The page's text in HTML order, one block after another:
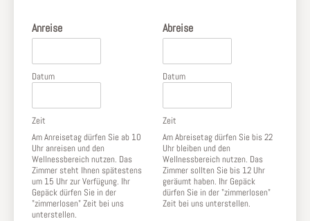
window
Anreise
Datum
Zeit
Am Anreisetag dürfen Sie ab 10
Uhr anreisen und den
Wellnessbereich nutzen. Das
Zimmer steht Ihnen spätestens
um 15 Uhr zur Verfügung. Ihr
Gepäck dürfen Sie in der
"zimmerlosen" Zeit bei uns
unterstellen.
Abreise
Datum
Zeit
Am Abreisetag dürfen Sie bis 22
Uhr bleiben und den
Wellnessbereich nutzen. Das
Zimmer sollten Sie bis 12 Uhr
geräumt haben. Ihr Gepäck
dürfen Sie in der "zimmerlosen"
Zeit bei uns unterstellen.